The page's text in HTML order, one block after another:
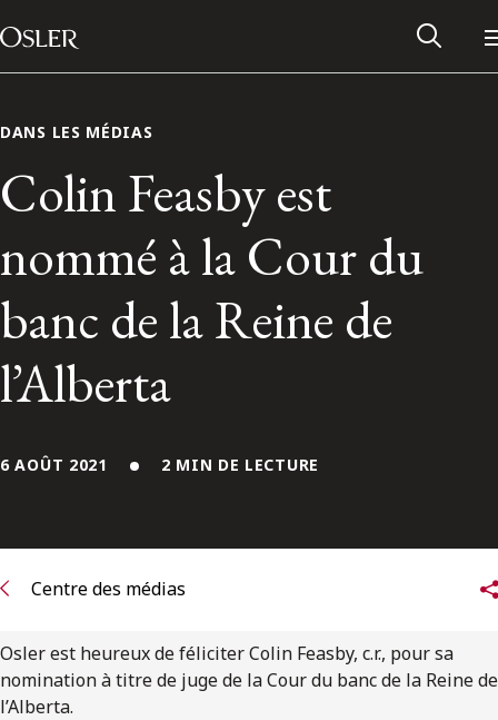
Passer au contenu
Main Navigation
Contactez-nous
S’abonner aux articles Osler
S’abonner
DANS LES MÉDIAS
Colin Feasby est
nommé à la Cour du
banc de la Reine de
l’Alberta
6 AOÛT 2021 2 MIN DE LECTURE
Centre des médias
Osler est heureux de féliciter Colin Feasby, c.r., pour sa
nomination à titre de juge de la Cour du banc de la Reine de
l’Alberta.